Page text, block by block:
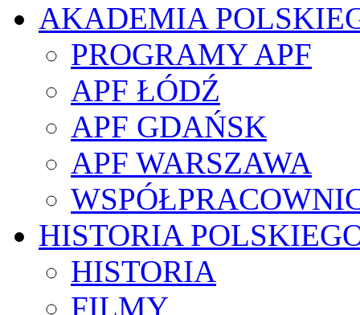
AKADEMIA
PROGRAMY APF
APF ŁÓDŹ
APF GDAŃSK
APF WARSZAWA
HISTORIA
HISTORIA
FILMY